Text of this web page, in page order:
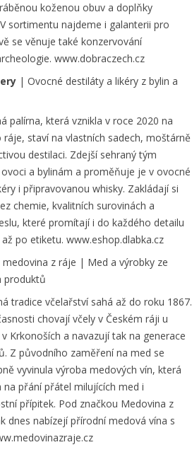
koženou obuv a doplňky
sortimentu najdeme i galanterii pro
se věnuje také konzervování
www.dobraczech.cz
| Ovocné destiláty a likéry z bylin a
palírna, která vznikla v roce 2020 na
ráje, staví na vlastních sadech, moštárně
destilaci. Zdejší sehraný tým
a bylinám a proměňuje je v ovocné
i připravovanou whisky. Zakládají si
chemie, kvalitních surovinách a
které promítají i do každého detailu
po etiketu. www.eshop.dlabka.cz
medovina z ráje | Med a výrobky ze
produktů
tradice včelařství sahá až do roku 1867.
chovají včely v Českém ráji u
v Krkonoších a navazují tak na generace
Z původního zaměření na med se
vyvinula výroba medových vín, která
na přání přátel milujících med i
přípitek. Pod značkou Medovina z
dnes nabízejí přírodní medová vína s